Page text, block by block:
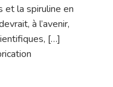
et la spiruline en
à l’avenir,
[…]